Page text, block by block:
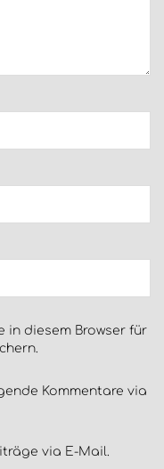
in diesem Browser für
Kommentare via
via E-Mail.